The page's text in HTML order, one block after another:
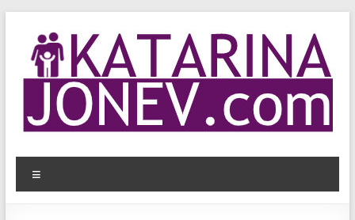
content
KatarinaJonev.com
Bezbednost